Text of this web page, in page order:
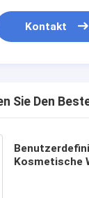
Kontakt
Sie Den
Kosmetische